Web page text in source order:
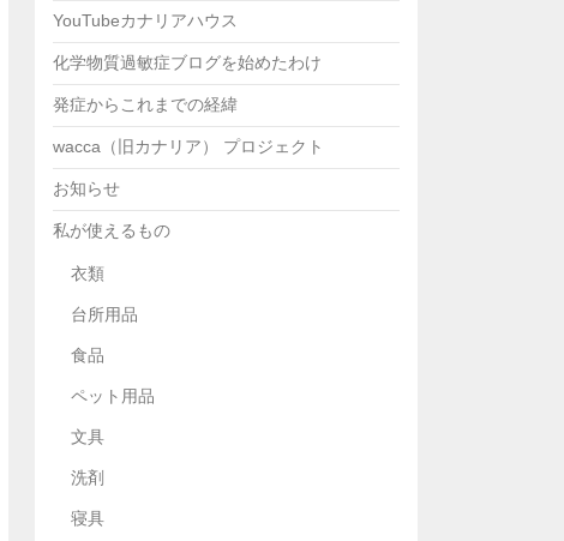
YouTubeカナリアハウス
化学物質過敏症ブログを始めたわけ
発症からこれまでの経緯
wacca（旧カナリア） プロジェクト
お知らせ
私が使えるもの
衣類
台所用品
食品
ペット用品
文具
洗剤
寝具